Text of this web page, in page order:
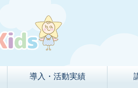
導入・活動実績